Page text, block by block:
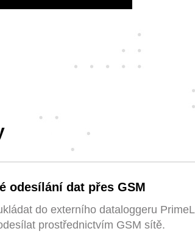
odesílání dat přes GSM
do externího dataloggeru
prostřednictvím GSM sítě.